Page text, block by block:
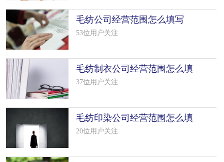
毛纺公司经营范围怎么填写
（50个模板
53位用户关注
毛纺制衣公司经营范围怎么填
写（50个
37位用户关注
毛纺印染公司经营范围怎么填
写（50个
20位用户关注